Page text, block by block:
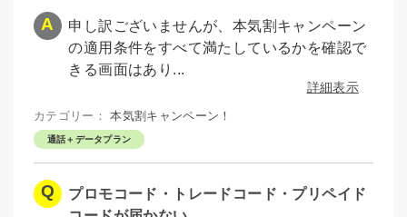
申し訳ございませんが、本気割キャンペーン
の適用条件をすべて満たしているかを確認で
きる画面はあり...
詳細表示
カテゴリー：本気割キャンペーン！
通話＋データプラン
プロモコード・トレードコード・プリペイド